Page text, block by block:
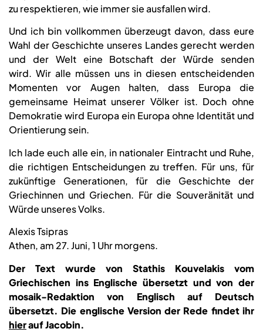
zu respektieren, wie immer sie ausfallen wird.
Und ich bin vollkommen überzeugt davon, dass eure
Wahl der Geschichte unseres Landes gerecht werden
und der Welt eine Botschaft der Würde senden
wird. Wir alle müssen uns in diesen entscheidenden
Momenten vor Augen halten, dass Europa die
gemeinsame Heimat unserer Völker ist. Doch ohne
Demokratie wird Europa ein Europa ohne Identität und
Orientierung sein.
Ich lade euch alle ein, in nationaler Eintracht und Ruhe,
die richtigen Entscheidungen zu treffen. Für uns, für
zukünftige Generationen, für die Geschichte der
Griechinnen und Griechen. Für die Souveränität und
Würde unseres Volks.
Alexis Tsipras
Athen, am 27. Juni, 1 Uhr morgens.
Der Text wurde von Stathis Kouvelakis vom
Griechischen ins Englische übersetzt und von der
mosaik-Redaktion von Englisch auf Deutsch
übersetzt. Die englische Version der Rede findet ihr
hierauf Jacobin.